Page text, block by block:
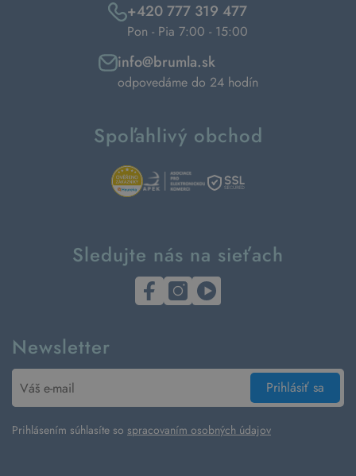
+420 777 319 477
Pon - Pia 7:00 - 15:00
info@brumla.sk
odpovedáme do 24 hodín
Spoľahlivý obchod
Sledujte nás na sieťach
Newsletter
Prihlásiť sa
Prihlásením súhlasíte so spracovaním osobných údajov